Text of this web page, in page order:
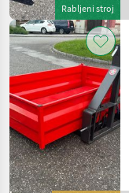
Rabljeni stroj